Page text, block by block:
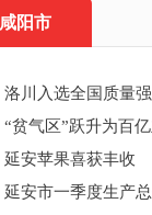
咸阳市
洛川入选全国质量
“贫气区”跃升为百
延安苹果喜获丰收
延安市一季度生产